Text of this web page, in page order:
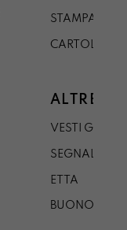
STAMPA A0
CARTOLINA
ALTRE
VESTI
SEGNALIBRO
ETTA
BUONO